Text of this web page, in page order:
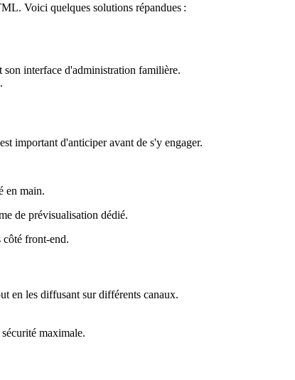
Voici quelques solutions répandues :
son interface d'administration familière.
important d'anticiper avant de s'y engager.
en main.
de prévisualisation dédié.
côté front-end.
en les diffusant sur différents canaux.
maximale.